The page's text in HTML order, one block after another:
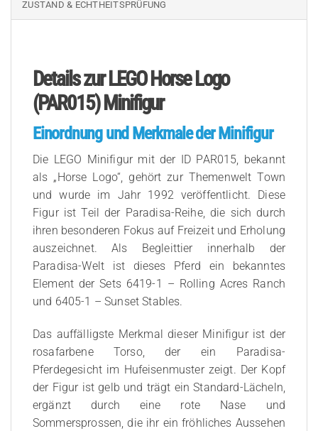
ZUSTAND & ECHTHEITSPRÜFUNG
Details zur LEGO Horse Logo
(PAR015) Minifigur
Einordnung und Merkmale der Minifigur
Die LEGO Minifigur mit der ID PAR015, bekannt
als „Horse Logo“, gehört zur Themenwelt Town
und wurde im Jahr 1992 veröffentlicht. Diese
Figur ist Teil der Paradisa-Reihe, die sich durch
ihren besonderen Fokus auf Freizeit und Erholung
auszeichnet. Als Begleittier innerhalb der
Paradisa-Welt ist dieses Pferd ein bekanntes
Element der Sets 6419-1 – Rolling Acres Ranch
und 6405-1 – Sunset Stables.
Das auffälligste Merkmal dieser Minifigur ist der
rosafarbene Torso, der ein Paradisa-
Pferdegesicht im Hufeisenmuster zeigt. Der Kopf
der Figur ist gelb und trägt ein Standard-Lächeln,
ergänzt durch eine rote Nase und
Sommersprossen, die ihr ein fröhliches Aussehen